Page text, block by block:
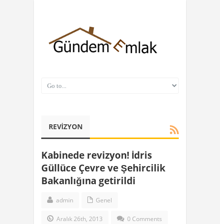
REVIZYON
Kabinede revizyon! İdris
Güllüce Çevre ve Şehircilik
Bakanlığına getirildi
admin Genel
Aralık 26th, 2013 0 Comments